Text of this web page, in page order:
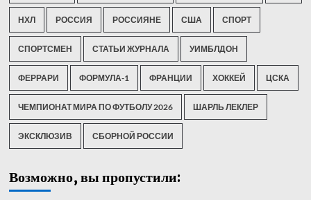
НХЛ РОССИЯ РОССИЯНЕ США СПОРТ
СПОРТСМЕН СТАТЬИ ЖУРНАЛА УИМБЛДОН
ФЕРРАРИ ФОРМУЛА-1 ФРАНЦИИ ХОККЕЙ ЦСКА
ЧЕМПИОНАТ МИРА ПО ФУТБОЛУ 2026 ШАРЛЬ ЛЕКЛЕР
ЭКСКЛЮЗИВ СБОРНОЙ РОССИИ
Возможно, вы пропустили: